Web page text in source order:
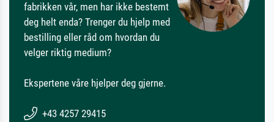
fabrikken vår, men har ikke bestemt
deg helt enda? Trenger du hjelp med
bestilling eller råd om hvordan du
velger riktig medium?
Ekspertene våre hjelper deg gjerne.
+43 4257 29415